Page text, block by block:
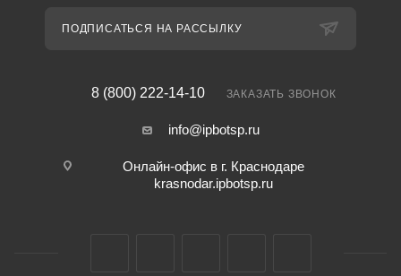
ПОДПИСАТЬСЯ НА РАССЫЛКУ
8 (800) 222-14-10 ЗАКАЗАТЬ ЗВОНОК
info@ipbotsp.ru
Онлайн-офис в г. Краснодаре
krasnodar.ipbotsp.ru